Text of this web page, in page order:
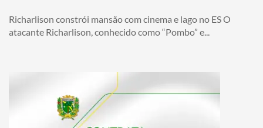
Richarlison constrói mansão com cinema e lago no ES O
atacante Richarlison, conhecido como “Pombo” e...